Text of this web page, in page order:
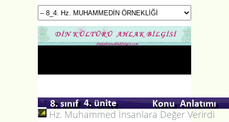
Hz. Muhammed İnsanlara Değer Verirdi